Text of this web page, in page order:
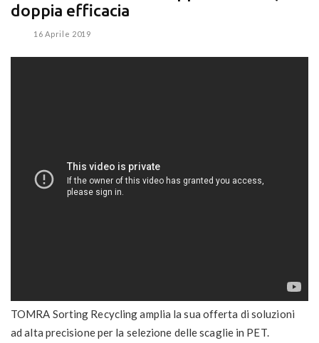
doppia efficacia
16 Aprile 2019
TOMRA Sorting Recycling amplia la sua offerta di soluzioni
ad alta precisione per la selezione delle scaglie in PET.